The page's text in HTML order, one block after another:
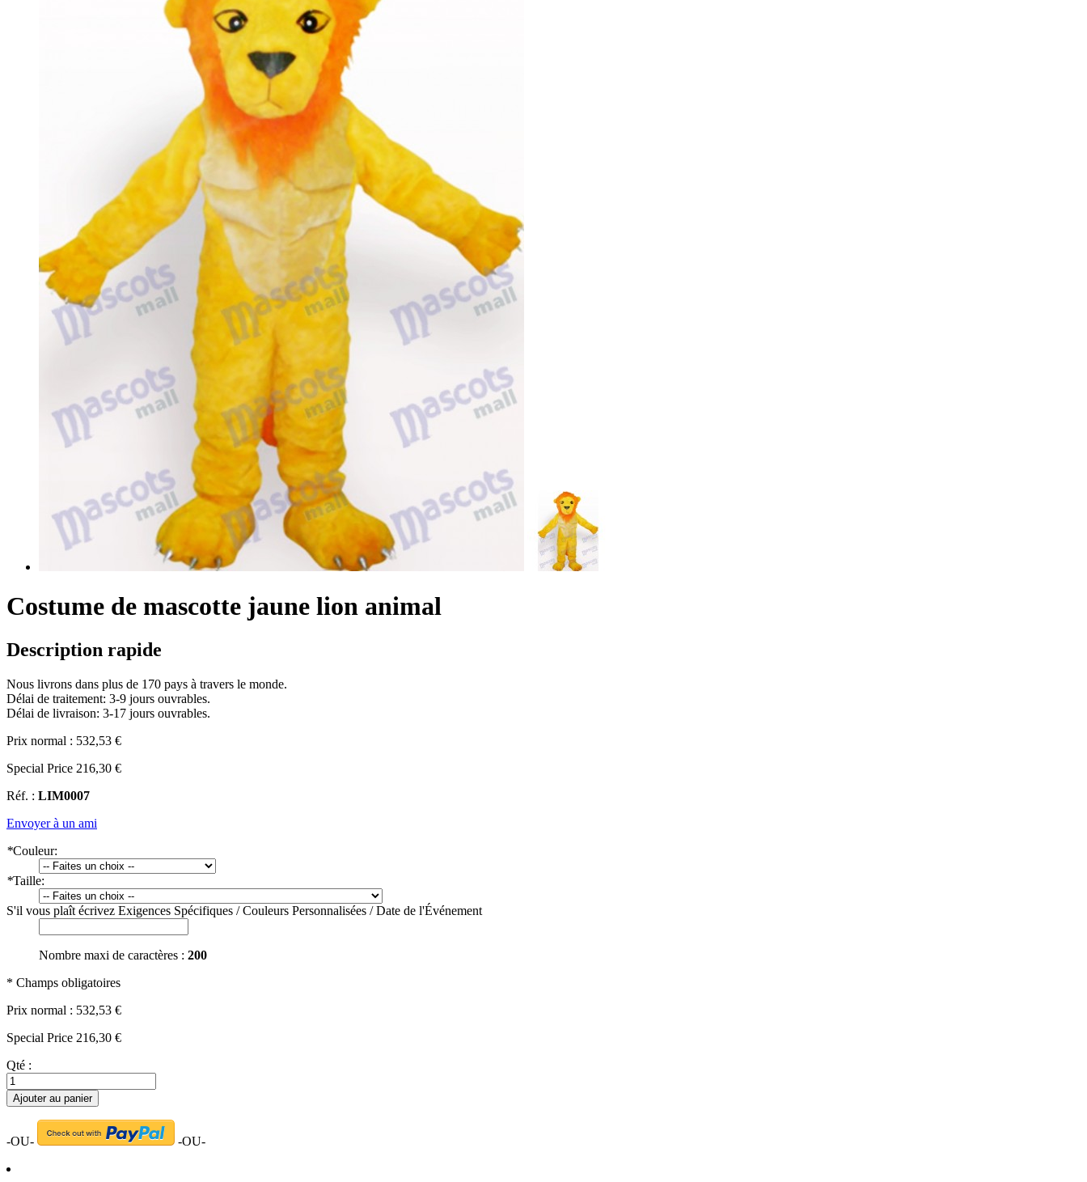
Costume de mascotte jaune lion animal
Description rapide
Nous livrons dans plus de 170 pays à travers le monde.
Délai de traitement: 3-9 jours ouvrables.
Délai de livraison: 3-17 jours ouvrables.
Prix normal : 532,53 €
Special Price 216,30 €
Réf. : LIM0007
Envoyer à un ami
*Couleur:
*Taille:
S'il vous plaît écrivez Exigences Spécifiques / Couleurs Personnalisées / Date de l'Événement
Nombre maxi de caractères : 200
* Champs obligatoires
Prix normal : 532,53 €
Special Price 216,30 €
Qté :
Ajouter au panier
-OU- -OU-